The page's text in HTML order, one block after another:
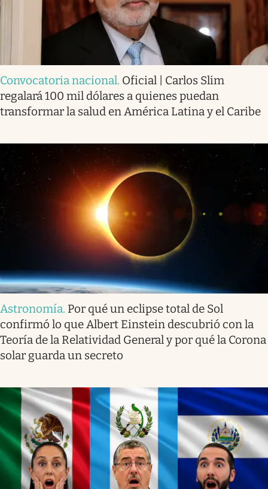
Convocatoria nacional. Oficial | Carlos Slim
regalará 100 mil dólares a quienes puedan
transformar la salud en América Latina y el Caribe
Astronomía. Por qué un eclipse total de Sol
confirmó lo que Albert Einstein descubrió con la
Teoría de la Relatividad General y por qué la Corona
solar guarda un secreto